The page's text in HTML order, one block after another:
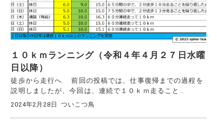
１０ｋｍランニング（令和４年４月２７日水曜
日以降）
徒歩から走行へ 前回の投稿では、仕事復帰までの過程を
説明しましたが、今回は、連続で１０ｋｍ走ること...
2024年2月28日 ついこつ鳥